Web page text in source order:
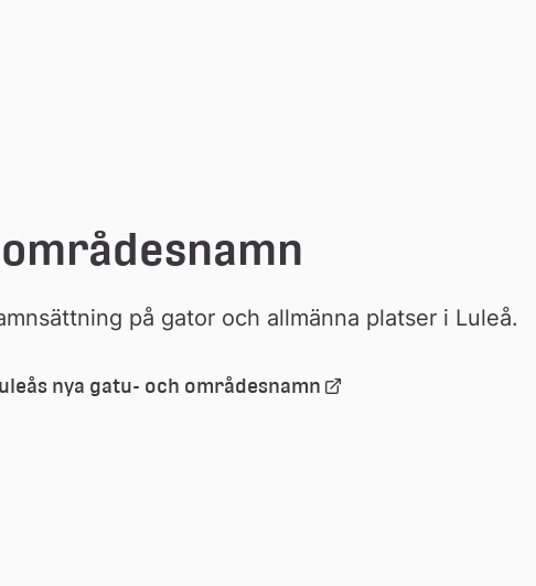
på gator och allmänna platser i Luleå.
nya gatu- och områdesnamn Länk